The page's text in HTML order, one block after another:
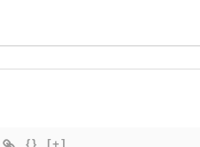
{} [+]